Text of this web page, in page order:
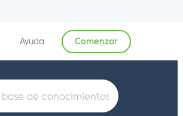
Ayuda Comenzar